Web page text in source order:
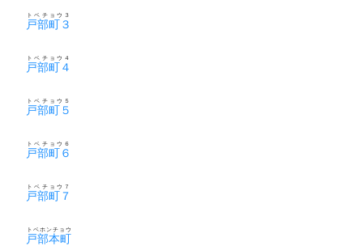
戸部町３
トベチョウ３
戸部町４
トベチョウ４
戸部町５
トベチョウ５
戸部町６
トベチョウ６
戸部町７
トベチョウ７
戸部本町
トベホンチョウ